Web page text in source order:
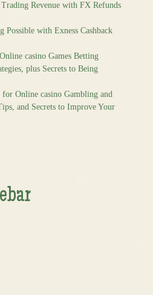
Revenue with FX Refunds
Possible with Exness Cashback
casino Games Betting
plus Secrets to Being
for Online casino Gambling and
and Secrets to Improve Your